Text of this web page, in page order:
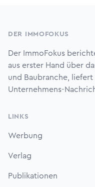
DER IMMOFOKUS
Der ImmoFokus
aus erster Hand über
und Baubranche,
Unternehmens-
LINKS
Werbung
Verlag
Publikationen